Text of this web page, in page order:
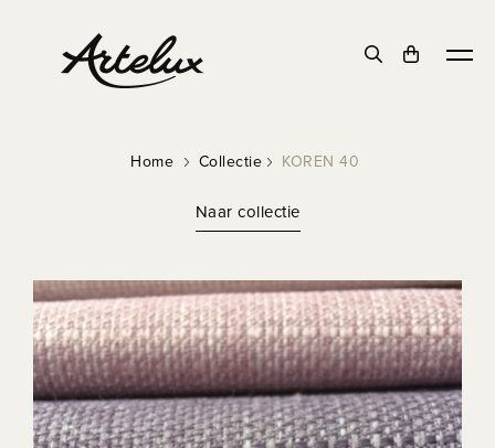
Home Collectie KOREN 40
Naar collectie